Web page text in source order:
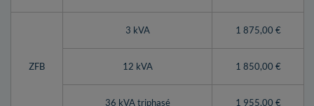
ZFB
3 kVA 1 875,00 €
12 kVA 1 850,00 €
36 kVA triphasé 1 955,00 €